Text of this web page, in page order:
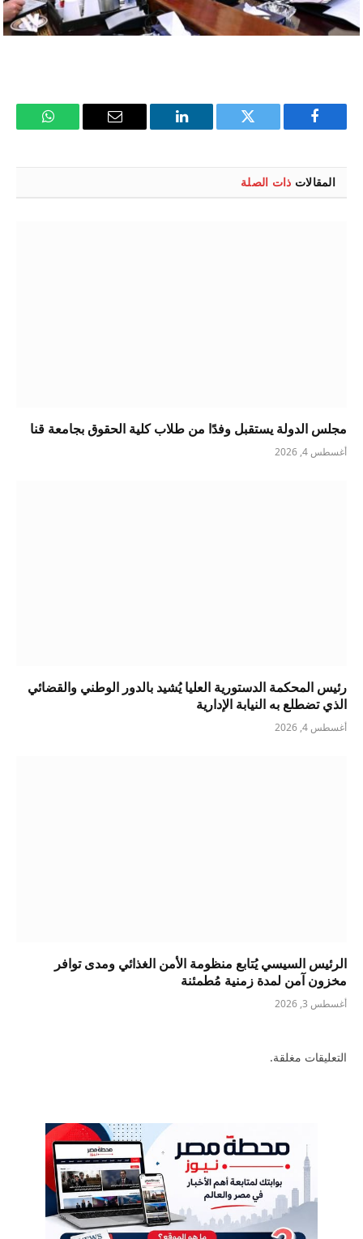
فيسبوك تويتر لينكدإن
البريد
واتساب
المقالات ذات الصلة
مجلس الدولة يستقبل وفدًا من طلاب كلية الحقوق بجامعة قنا
أغسطس 4, 2026
رئيس المحكمة الدستورية العليا يُشيد بالدور الوطني والقضائي
الذي تضطلع به النيابة الإدارية
أغسطس 4, 2026
الرئيس السيسي يُتابع منظومة الأمن الغذائي ومدى توافر
مخزون آمن لمدة زمنية مُطمئنة
أغسطس 3, 2026
التعليقات مغلقة.